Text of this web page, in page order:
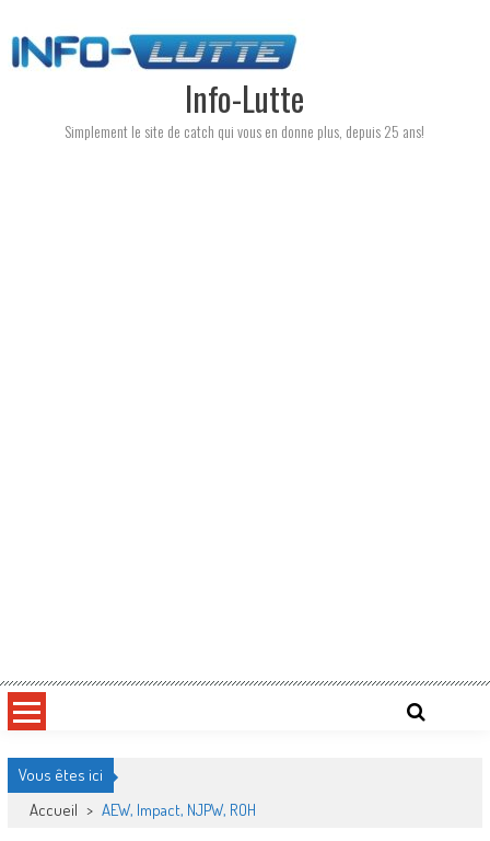
to
content
Info-Lutte
Simplement le site de catch qui vous en donne plus, depuis 25 ans!
Vous êtes ici
Accueil > AEW, Impact, NJPW, ROH